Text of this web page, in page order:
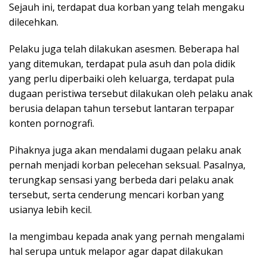
Sejauh ini, terdapat dua korban yang telah mengaku
dilecehkan.
Pelaku juga telah dilakukan asesmen. Beberapa hal
yang ditemukan, terdapat pula asuh dan pola didik
yang perlu diperbaiki oleh keluarga, terdapat pula
dugaan peristiwa tersebut dilakukan oleh pelaku anak
berusia delapan tahun tersebut lantaran terpapar
konten pornografi.
Pihaknya juga akan mendalami dugaan pelaku anak
pernah menjadi korban pelecehan seksual. Pasalnya,
terungkap sensasi yang berbeda dari pelaku anak
tersebut, serta cenderung mencari korban yang
usianya lebih kecil.
Ia mengimbau kepada anak yang pernah mengalami
hal serupa untuk melapor agar dapat dilakukan